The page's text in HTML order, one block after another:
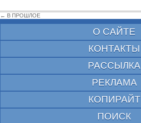
← В ПРОШЛОЕ
О САЙТЕ
КОНТАКТЫ
РАССЫЛКА
РЕКЛАМА
КОПИРАЙТ
ПОИСК